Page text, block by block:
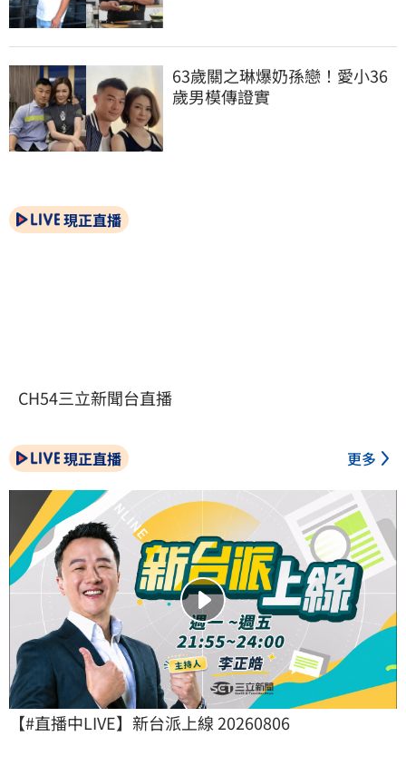
63歲關之琳爆奶孫戀！愛小36
歲男模傳證實
現正直播
CH54三立新聞台直播
現正直播 更多
【#直播中LIVE】新台派上線 20260806